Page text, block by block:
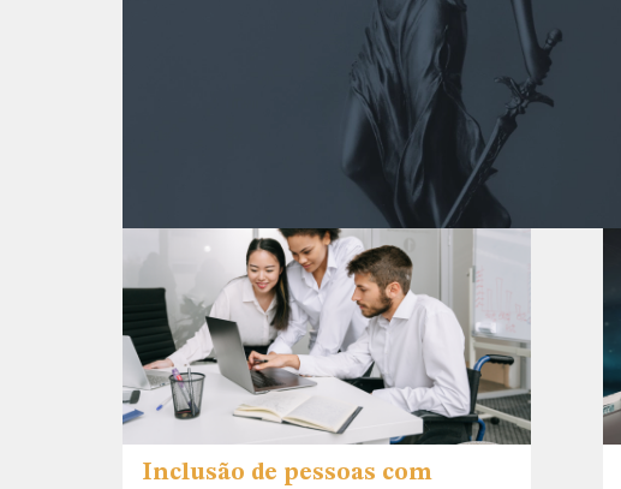
Inclusão de pessoas com